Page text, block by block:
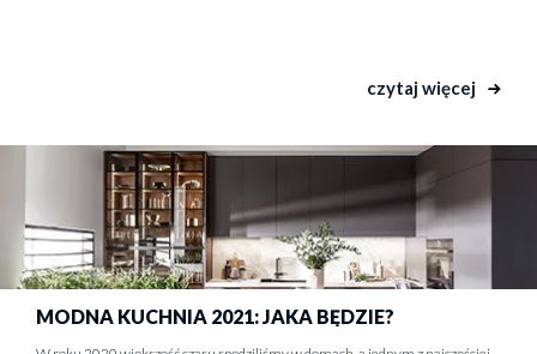
czytaj więcej
MODNA KUCHNIA 2021: JAKA BĘDZIE?